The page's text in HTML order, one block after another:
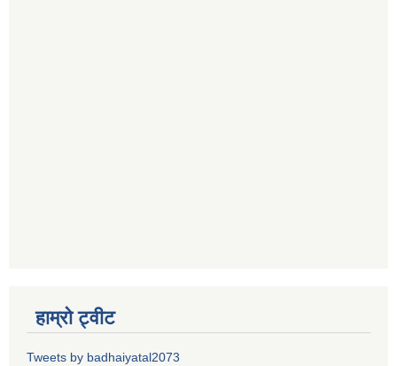
हाम्रो ट्वीट
Tweets by badhaiyatal2073